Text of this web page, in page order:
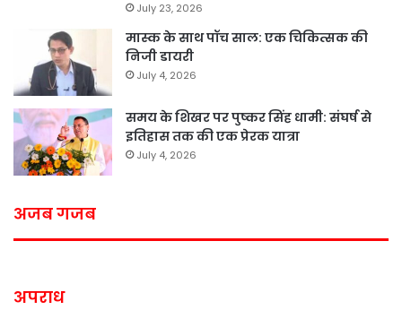
July 23, 2026
मास्क के साथ पॉच साल: एक चिकित्सक की
निजी डायरी
July 4, 2026
समय के शिखर पर पुष्कर सिंह धामी: संघर्ष से
इतिहास तक की एक प्रेरक यात्रा
July 4, 2026
अजब गजब
अपराध